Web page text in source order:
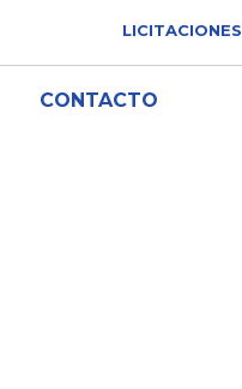
LICITACIONES
CONTACTO